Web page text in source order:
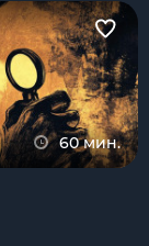
60 мин.